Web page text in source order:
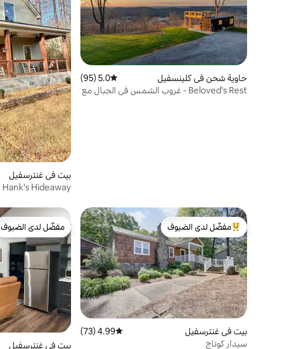
حاوية شحن في كلينسفيل متوسط التقييم 5.0 من 5، 95 مراجعات
5.0 (95)
Beloved's Rest - غروب الشمس في الجبال مع
بيت في غنترسفيل
Hank's Hideaway - ملاذك الهادئ
من أبرز البيوت المفضّلة لدى الضيوف
مفضّل لدى الضيوف
بيت في غنترسفيل متوسط التقييم 4.99 من 5، 73 مراجعات
4.99 (73)
سيدار كوتاج
مفضّل لدى الضيوف
مفضّل لدى الضيوف
بيت في غنترسفيل